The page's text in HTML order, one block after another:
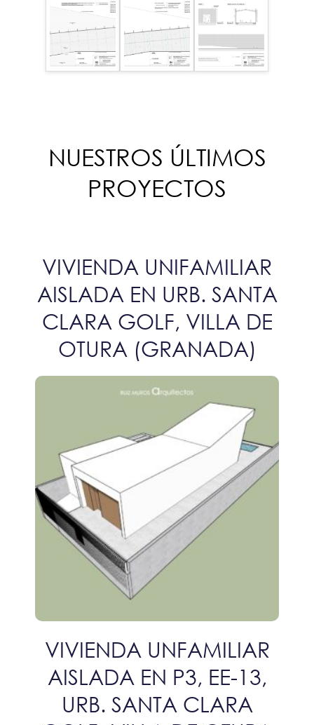
NUESTROS ÚLTIMOS
PROYECTOS
VIVIENDA UNIFAMILIAR
AISLADA EN URB. SANTA
CLARA GOLF, VILLA DE
OTURA (GRANADA)
VIVIENDA UNFAMILIAR
AISLADA EN P3, EE-13,
URB. SANTA CLARA